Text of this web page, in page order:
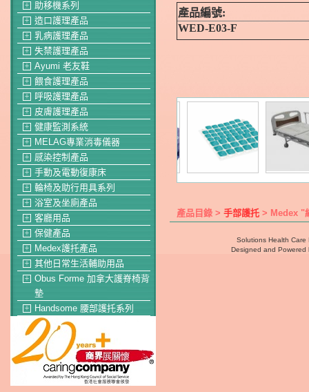
＋ 助移機系列
＋ 造口護理產品
＋ 乳病護理產品
＋ 失禁護理產品
＋ Ayumi 老友鞋
＋ 餵食護理產品
＋ 呼吸護理產品
＋ 皮膚護理產品
＋ 健康監測系統
＋ MELAG專業消毒儀器
＋ 感染控制產品
＋ 手動及電動復康床
＋ 輪椅及助行用具系列
＋ 浴室及坐廁產品
＋ 客廳用品
＋ 保健產品
＋ Medex護托產品
＋ 其他日常生活輔助用品
＋
Obus Forme 加拿大護脊椅背
墊
＋ Handsome 腰部護托系列
產品編號:
WED-E03-F
產品目錄 > 手部護托 > Medex "
Solutions Health Care
Designed and